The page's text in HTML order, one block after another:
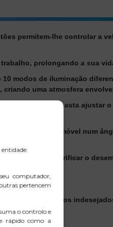
permitem-lhe controlar a
prolongando a sua
modos de iluminação
uma atmosfera
e ergonomia, basta ajustar
o telemóvel num
sem sacrificar o
e movimentos
computador,
pertencem
o controlo e
rápido como a